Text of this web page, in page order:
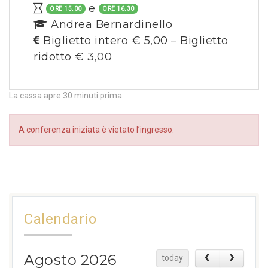
ORE 15.00 e ORE 16.30
Andrea Bernardinello
Biglietto intero € 5,00 – Biglietto
ridotto € 3,00
La cassa apre 30 minuti prima.
A conferenza iniziata è vietato l’ingresso.
Calendario
Agosto 2026 today